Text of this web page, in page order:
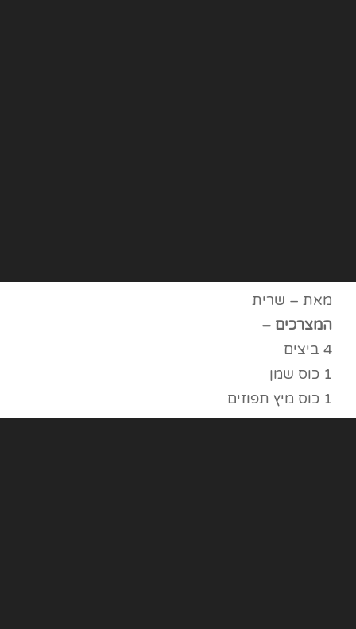
מאת – שרית
המצרכים –
4 ביצים
1 כוס שמן
1 כוס מיץ תפוזים